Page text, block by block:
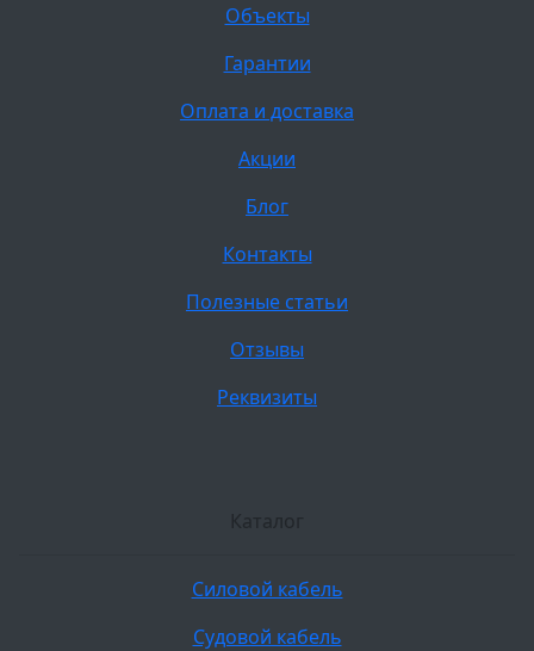
Объекты
Гарантии
Оплата и доставка
Акции
Блог
Контакты
Полезные статьи
Отзывы
Реквизиты
Каталог
Силовой кабель
Судовой кабель